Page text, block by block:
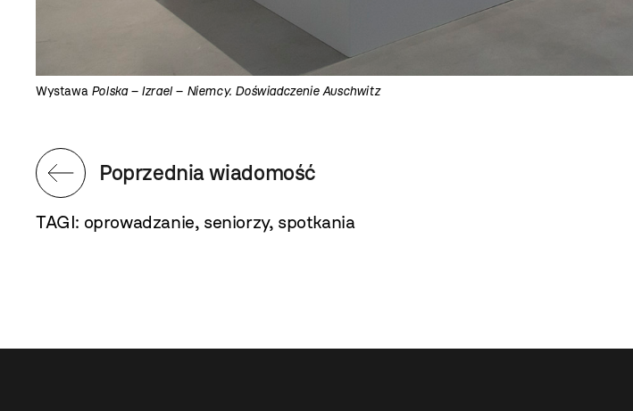
Wystawa Polska – Izrael – Niemcy. Doświadczenie Auschwitz
Poprzednia wiadomość
TAGI: oprowadzanie, seniorzy, spotkania